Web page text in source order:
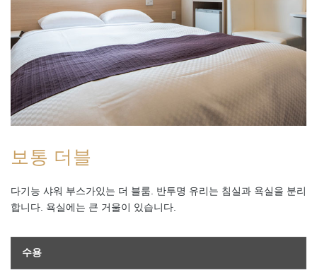
보통 더블
다기능 샤워 부스가있는 더 블룸. 반투명 유리는 침실과 욕실을 분리
합니다. 욕실에는 큰 거울이 있습니다.
수용